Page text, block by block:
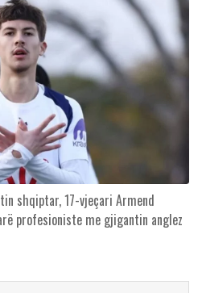
shqiptar, 17-vjeçari Armend
profesioniste me gjigantin anglez